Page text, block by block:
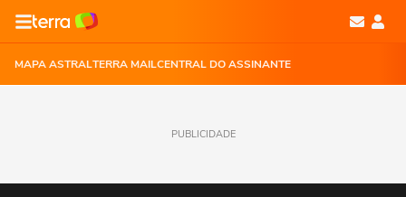
MAPA ASTRALTERRA MAILCENTRAL DO ASSINANTE
PUBLICIDADE